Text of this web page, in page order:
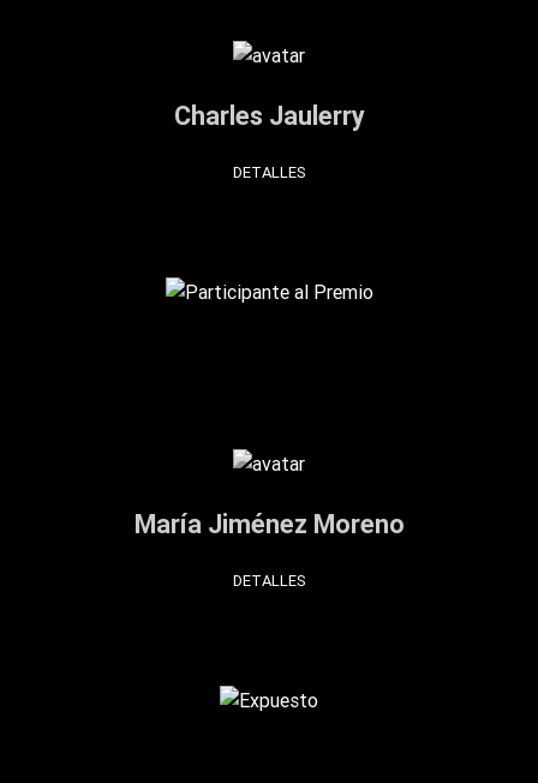
Charles Jaulerry
DETALLES
María Jiménez Moreno
DETALLES